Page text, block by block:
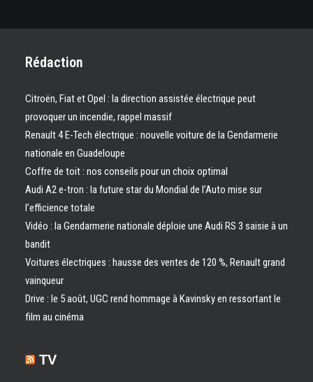
Rédaction
Citroën, Fiat et Opel : la direction assistée électrique peut
provoquer un incendie, rappel massif
Renault 4 E-Tech électrique : nouvelle voiture de la Gendarmerie
nationale en Guadeloupe
Coffre de toit : nos conseils pour un choix optimal
Audi A2 e-tron : la future star du Mondial de l’Auto mise sur
l’efficience totale
Vidéo : la Gendarmerie nationale déploie une Audi RS 3 saisie à un
bandit
Voitures électriques : hausse des ventes de 120 %, Renault grand
vainqueur
Drive : le 5 août, UGC rend hommage à Kavinsky en ressortant le
film au cinéma
TV